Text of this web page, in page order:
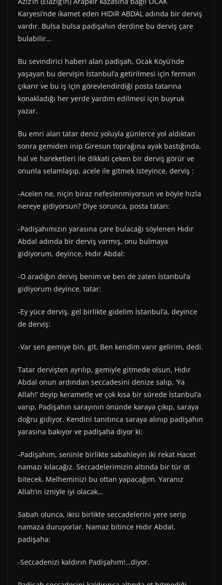
Karyesi’nde ikamet eden HIDIR ABDAL adında bir derviş
vardır. Bulsa bulsa padişahın derdine bu derviş çare
bulabilir…
Bu sevindirici haberi alan padişah, Ocak Köyü’nde
yaşayan bu dervişin İstanbul’a getirilmesi için ferman
çıkarır ve bu iş için görevlendirdiği posta tatarına
konakladığı her yerde yardım edilmesi için buyruk
yazar.
Bu emri alan tatar deniz yoluyla günlerce yol aldıktan
sonra gemiden inip Giresun toprağına ayak bastığında,
hal ve hareketleri ile dikkati çeken bir derviş görür ve
onunla selamlaşıp, acele ile gitmek isteyince, derviş :
-Acelen ne, niçin biraz nefeslenmiyorsun ve böyle hızla
nereye gidiyorsun? Diye sorunca, posta tatarı:
-Padişahımızın yarasına çare bulacağı söylenen Hıdır
Abdal adında bir derviş varmış, onu bulmaya
gidiyorum, deyince, Hıdır Abdal:
-O aradığın derviş benim ve ben de zaten İstanbul’a
gidiyorum deyince, tatar:
-Ey yüce derviş, gel birlikte gidelim İstanbul’a, deyince
de derviş:
-Var sen gemiye bin, git. Ben kendim varır gelirim, dedi.
Tatar dervişten ayrılıp, gemiyle gitmede olsun, Hıdır
Abdal onun ardından seccadesini denize salıp, ‘Ya
Allah!’ deyip kerametle ve çok kısa bir sürede İstanbul’a
varıp, Padişahın sarayının önünde karaya çıkıp, saraya
doğru gidiyor. Kendini tanıtınca saraya alınıp padişahın
yarasına bakıyor ve padişaha diyor ki:
-Padişahım, seninle birlikte sabahleyin iki rekat Hacet
namazı kılacağız. Seccadelerimizin altında bir tür ot
bitecek. Melheminizi bu ottan yapacağım. Yaranız
Allah’ın izniyle iyi olacak…
Sabah olunca, ikisi birlikte seccadelerini yere serip
namaza duruyorlar. Namaz bitince Hıdır Abdal,
padişaha:
-Seccadenizi kaldırın Padişahım!…diyor.